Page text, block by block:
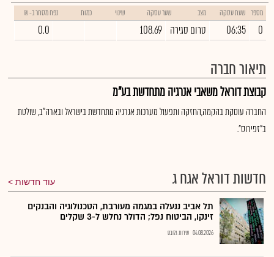
מספר שעת עסקה מצב שער עסקה שינוי כמות נפח מסחר ב- ₪
0
06:35 טרום סגירה 108.69
0.0
תיאור חברה
קבוצת דוראל משאבי אנרגיה מתחדשת בע"מ
החברה עוסקת בהקמה,החזקה ותפעול מערכות אנרגיה מתחדשת בישראל ובארה"ב, שולטת
ב"זפירוס".
חדשות דוראל אגח ג עוד חדשות
תל אביב ננעלה במגמה מעורבת, הטכנולוגיה והבנקים
זינקו, הביטוח נפל; הדולר נחלש ל-3 שקלים
04.08.2026 שירות גלובס